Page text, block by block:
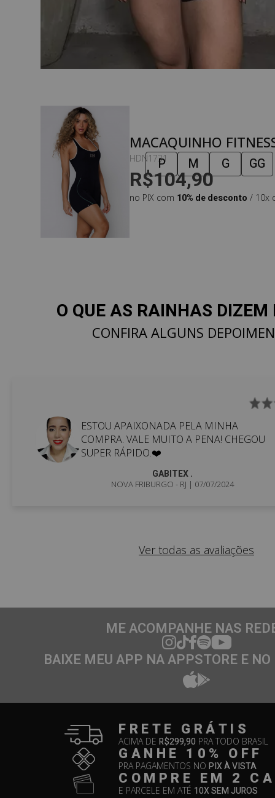
MACAQUINHO
PRETO COM
HDN1731
R$104,90
no PIX com 10% de desconto / 10x
P M G GG
O QUE AS RAINHAS DIZEM
CONFIRA ALGUNS
ESTOU APAIXONADA PELA MINHA
COMPRA. VALE MUITO A PENA! CHEGOU
SUPER RÁPIDO.❤️
GABITEX .
NOVA FRIBURGO - RJ | 07/07/2024
Ver todas as avaliações
ME ACOMPANHE NAS
BAIXE MEU APP NA APPSTORE E
FRETE GRÁTIS
ACIMA DER$299,90 PRA TODO BRASIL
GANHE 10% OFF
PRA PAGAMENTOS NOPIX À VISTA
COMPRE EM 2
E PARCELE EM ATÉ 10X SEM JUROS